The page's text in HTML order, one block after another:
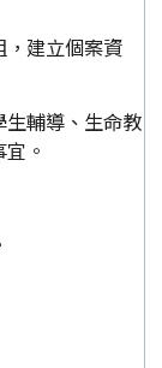
，建立個案資
輔導、生命教
。